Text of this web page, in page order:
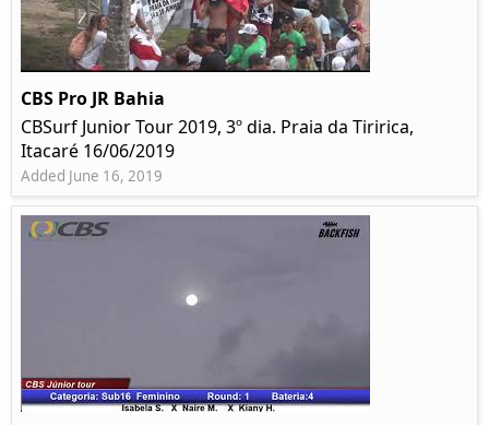
CBS Pro JR Bahia
CBSurf Junior Tour 2019, 3º dia. Praia da Tiririca,
Itacaré 16/06/2019
Added June 16, 2019